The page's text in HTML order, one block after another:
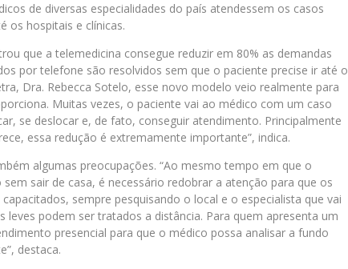
de diversas especialidades do país atendessem os casos
os hospitais e clínicas.
que a telemedicina consegue reduzir em 80% as demandas
por telefone são resolvidos sem que o paciente precise ir até o
Dra. Rebecca Sotelo, esse novo modelo veio realmente para
Muitas vezes, o paciente vai ao médico com um caso
se deslocar e, de fato, conseguir atendimento. Principalmente
essa redução é extremamente importante”, indica.
algumas preocupações. “Ao mesmo tempo em que o
sair de casa, é necessário redobrar a atenção para que os
sempre pesquisando o local e o especialista que vai
podem ser tratados a distância. Para quem apresenta um
presencial para que o médico possa analisar a fundo
destaca.